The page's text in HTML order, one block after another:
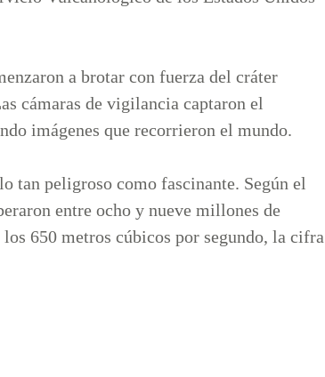
a brotar con fuerza del cráter
cámaras de vigilancia captaron el
imágenes que recorrieron el mundo.
tan peligroso como fascinante. Según el
entre ocho y nueve millones de
650 metros cúbicos por segundo, la cifra